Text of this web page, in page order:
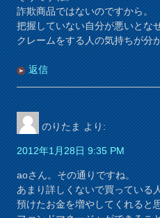
詐欺商品ではないのですから。
把握していない自分が悪いとな
クレームをする人の気持ちが分
返信
のりたま より:
2012年1月28日 9:35 PM
aoさん。その通りですね。
あまり詳しくないで買っている
預けたお金を増やしてくれると